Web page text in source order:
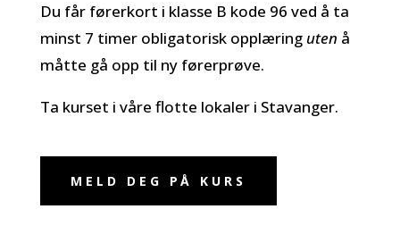
Du får førerkort i klasse B kode 96 ved å ta
minst 7 timer obligatorisk opplæring uten å
måtte gå opp til ny førerprøve.
Ta kurset i våre flotte lokaler i Stavanger.
MELD DEG PÅ KURS